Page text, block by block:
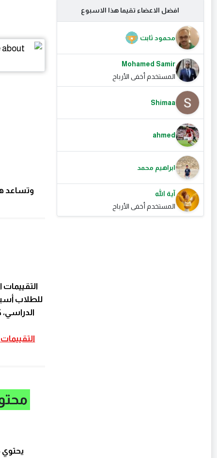
افضل الاعضاء تقيما هذا الاسبوع
محمود ثابت
Mohamed Samir
المستخدم أخفى الأرباح
Shimaa
ahmed
ابراهيم محمد
آية الله
المستخدم أخفى الأرباح
وتساعد
للطلاب
يحتوي